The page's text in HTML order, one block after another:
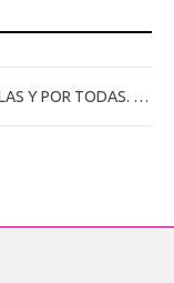
POR ELLAS Y POR TODAS. 30 de julio, Día Mundial Contra la Trata